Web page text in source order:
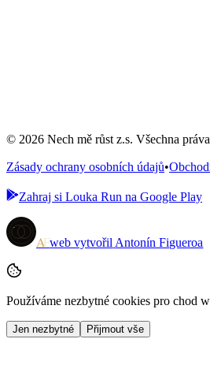
© 2026 Nech mě růst z.s. Všechna
Zásady ochrany osobních údajů•
Zahraj si Louka Run na Google Play
AFweb vytvořil Antonín Figueroa
Používáme nezbytné cookies pro chod
Jen nezbytné Přijmout vše